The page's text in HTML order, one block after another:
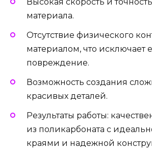
материала.
Отсутствие физического
материалом, что исключает
повреждение.
Возможность создания
красивых деталей.
Результаты работы:
из поликарбоната с
краями и надежной